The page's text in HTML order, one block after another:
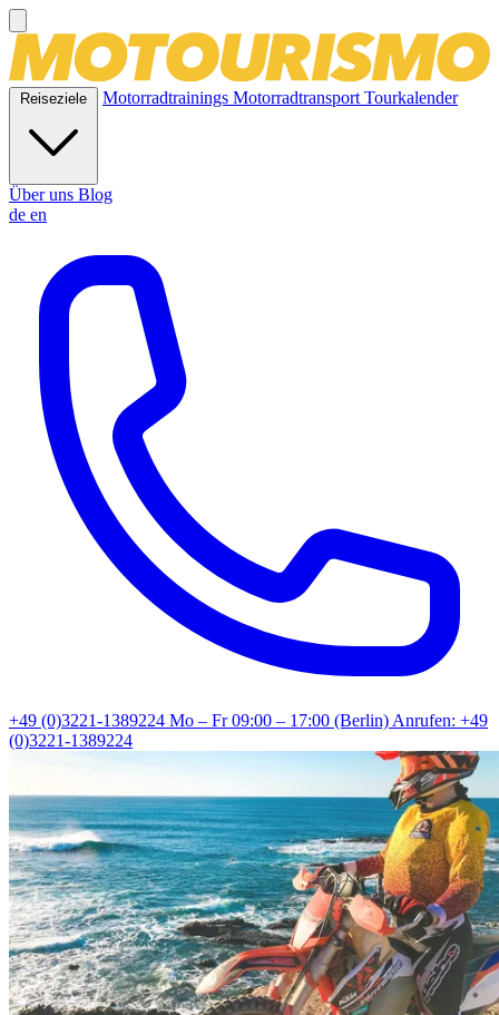
Reiseziele Motorradtrainings MotorradtransportTourkalender
Über uns Blog
de en
+49 (0)3221-1389224 Mo – Fr 09:00 – 17:00 (Berlin)Anrufen: +49
(0)3221-1389224